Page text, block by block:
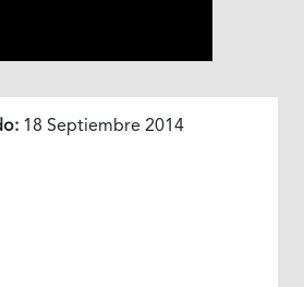
18 Septiembre 2014